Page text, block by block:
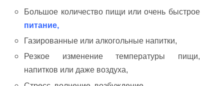
Большое количество пищи или очень быстрое
питание,
Газированные или алкогольные напитки,
Резкое изменение температуры пищи,
напитков или даже воздуха,